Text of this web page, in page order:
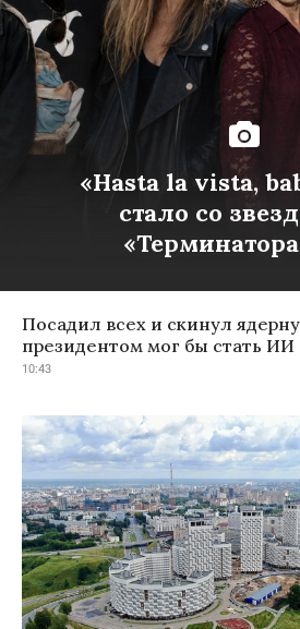
«Hasta la vista,
стало со
Посадил всех и скинул
президентом мог бы стать ИИ
10:43